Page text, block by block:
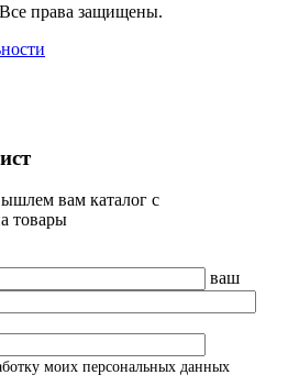
права защищены.
вам каталог с
товары
ваш
моих персональных данных